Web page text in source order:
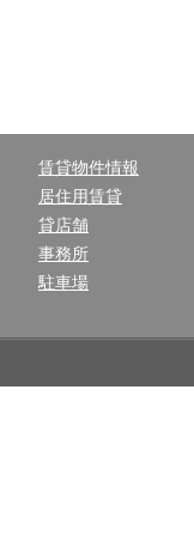
賃貸物件情報
居住用賃貸
貸店舗
事務所
駐車場